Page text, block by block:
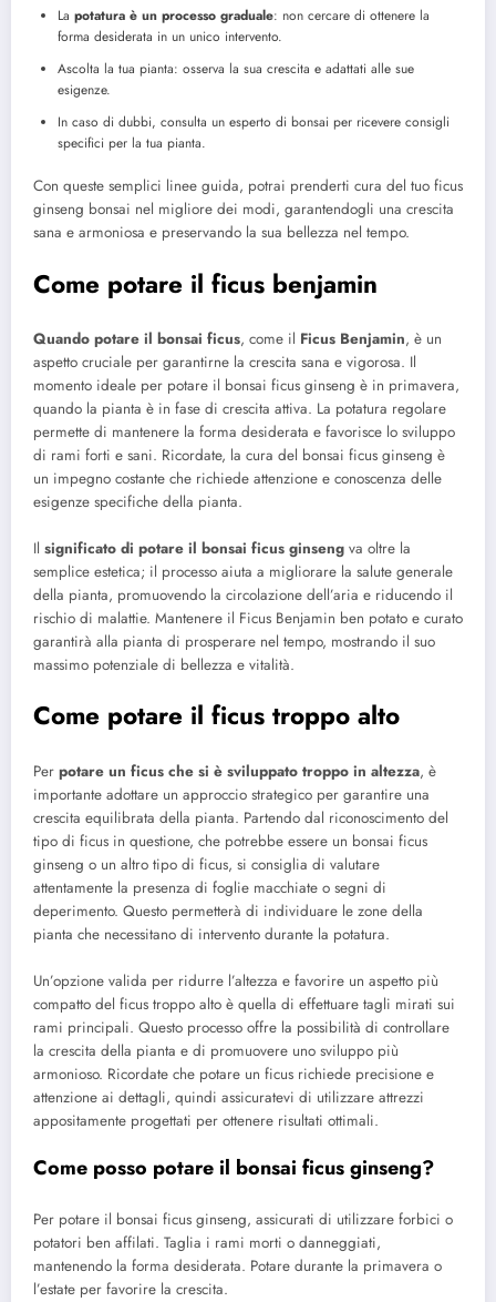
La potatura è un processo graduale: non cercare di ottenere la
forma desiderata in un unico intervento.
Ascolta la tua pianta: osserva la sua crescita e adattati alle sue
esigenze.
In caso di dubbi, consulta un esperto di bonsai per ricevere consigli
specifici per la tua pianta.
Con queste semplici linee guida, potrai prenderti cura del tuo ficus
ginseng bonsai nel migliore dei modi, garantendogli una crescita
sana e armoniosa e preservando la sua bellezza nel tempo.
Come potare il ficus benjamin
Quando potare il bonsai ficus, come il Ficus Benjamin, è un
aspetto cruciale per garantirne la crescita sana e vigorosa. Il
momento ideale per potare il bonsai ficus ginseng è in primavera,
quando la pianta è in fase di crescita attiva. La potatura regolare
permette di mantenere la forma desiderata e favorisce lo sviluppo
di rami forti e sani. Ricordate, la cura del bonsai ficus ginseng è
un impegno costante che richiede attenzione e conoscenza delle
esigenze specifiche della pianta.
Il significato di potare il bonsai ficus ginseng va oltre la
semplice estetica; il processo aiuta a migliorare la salute generale
della pianta, promuovendo la circolazione dell’aria e riducendo il
rischio di malattie. Mantenere il Ficus Benjamin ben potato e curato
garantirà alla pianta di prosperare nel tempo, mostrando il suo
massimo potenziale di bellezza e vitalità.
Come potare il ficus troppo alto
Per potare un ficus che si è sviluppato troppo in altezza, è
importante adottare un approccio strategico per garantire una
crescita equilibrata della pianta. Partendo dal riconoscimento del
tipo di ficus in questione, che potrebbe essere un bonsai ficus
ginseng o un altro tipo di ficus, si consiglia di valutare
attentamente la presenza di foglie macchiate o segni di
deperimento. Questo permetterà di individuare le zone della
pianta che necessitano di intervento durante la potatura.
Un’opzione valida per ridurre l’altezza e favorire un aspetto più
compatto del ficus troppo alto è quella di effettuare tagli mirati sui
rami principali. Questo processo offre la possibilità di controllare
la crescita della pianta e di promuovere uno sviluppo più
armonioso. Ricordate che potare un ficus richiede precisione e
attenzione ai dettagli, quindi assicuratevi di utilizzare attrezzi
appositamente progettati per ottenere risultati ottimali.
Come posso potare il bonsai ficus ginseng?
Per potare il bonsai ficus ginseng, assicurati di utilizzare forbici o
potatori ben affilati. Taglia i rami morti o danneggiati,
mantenendo la forma desiderata. Potare durante la primavera o
l’estate per favorire la crescita.